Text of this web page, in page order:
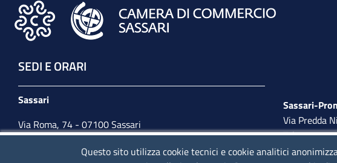
SEDI E ORARI
Sassari
Via Roma, 74 - 07100 Sassari
Tel. 079 2080274
Sassari-
Via Predda
Tel. 079 263
lunedì al
Questo sito utilizza cookie tecnici e cookie analitici